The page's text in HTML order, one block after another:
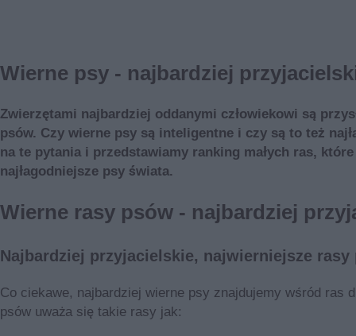
Wierne psy - najbardziej
Zwierzętami najbardziej oddanymi człowiekowi są
psów. Czy wierne psy są inteligentne i czy są to też
na te pytania i przedstawiamy ranking małych ras,
najłagodniejsze psy świata.
Wierne rasy psów - najbardziej
Najbardziej przyjacielskie, najwierniejsze rasy
Co ciekawe, najbardziej wierne psy znajdujemy wśród ras
psów uważa się takie rasy jak: